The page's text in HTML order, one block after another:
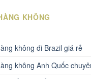
KHÔNG
không đi Brazil giá rẻ
không Anh Quốc